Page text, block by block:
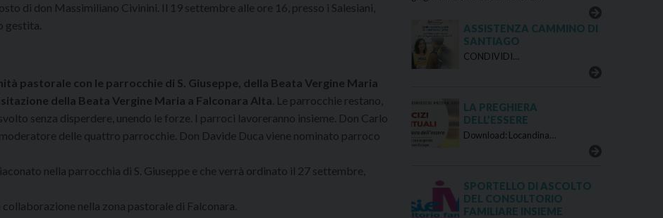
di don Massimiliano Civinini. Il 19 settembre alle ore 16, presso i Salesiani,
gestita.
pastorale con le parrocchie di S. Giuseppe, della Beata Vergine Maria
della Beata Vergine Maria a Falconara Alta . Le parrocchie restano,
senza disperdere, unendo le forze. I parroci lavoreranno insieme. Don Carlo
delle quattro parrocchie. Don Davide Duca viene nominato parroco
nella parrocchia di S. Giuseppe e che verrà ordinato il 27 settembre,
nella zona pastorale di Falconara.
ASSISTENZA CAMMINO DI
SANTIAGO
CONDIVIDI…
LA PREGHIERA
DELL’ESSERE
Download: Locandina…
SPORTELLO DI ASCOLTO
DEL CONSULTORIO
FAMILIARE INSIEME